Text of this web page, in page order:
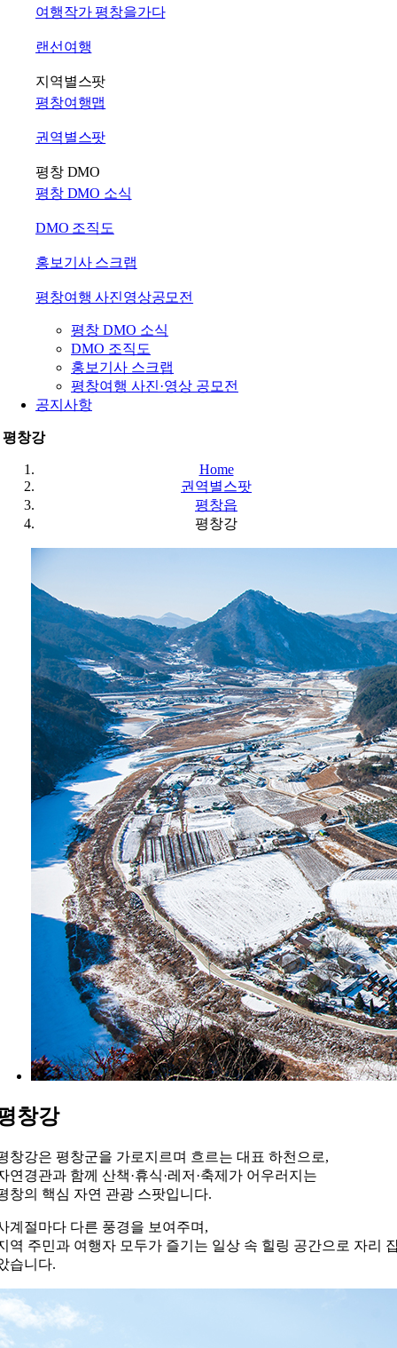
여행작가 평창을가다
랜선여행
지역별스팟
평창여행맵
권역별스팟
평창 DMO
평창 DMO 소식
DMO 조직도
홍보기사 스크랩
평창여행 사진영상공모전
평창 DMO 소식
DMO 조직도
홍보기사 스크랩
평창여행 사진·영상 공모전
공지사항
평창강
Home
권역별스팟
평창읍
평창강
창강
창강은 평창군을 가로지르며 흐르는 대표 하천으로,
연경관과 함께 산책·휴식·레저·축제가 어우러지는
창의 핵심 자연 관광 스팟입니다.
계절마다 다른 풍경을 보여주며,
역 주민과 여행자 모두가 즐기는 일상 속 힐링 공간으로 자리
습니다.